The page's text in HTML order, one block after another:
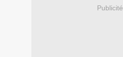
Publicité